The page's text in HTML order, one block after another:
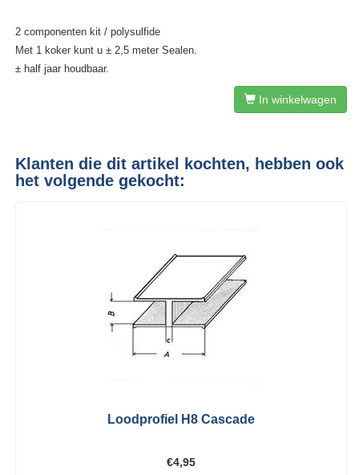
2 componenten kit / polysulfide
Met 1 koker kunt u ± 2,5 meter Sealen.
± half jaar houdbaar.
In winkelwagen
Klanten die dit artikel kochten, hebben ook
het volgende gekocht:
Loodprofiel H8 Cascade
€4,95